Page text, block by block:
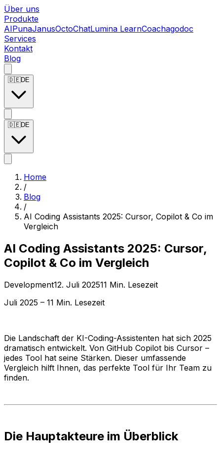
Über uns
Produkte
AIPunaJanusOctoChatLumina LearnCoachagodoc
Services
Kontakt
Blog
🇩🇪DE
🇩🇪DE
Home
/
Blog
/
AI Coding Assistants 2025: Cursor, Copilot & Co im
Vergleich
AI Coding Assistants 2025: Cursor,
Copilot & Co im Vergleich
Development12. Juli 202511 Min. Lesezeit
Juli 2025 – 11 Min. Lesezeit
Die Landschaft der KI-Coding-Assistenten hat sich 2025
dramatisch entwickelt. Von GitHub Copilot bis Cursor –
jedes Tool hat seine Stärken. Dieser umfassende
Vergleich hilft Ihnen, das perfekte Tool für Ihr Team zu
finden.
Die Hauptakteure im Überblick